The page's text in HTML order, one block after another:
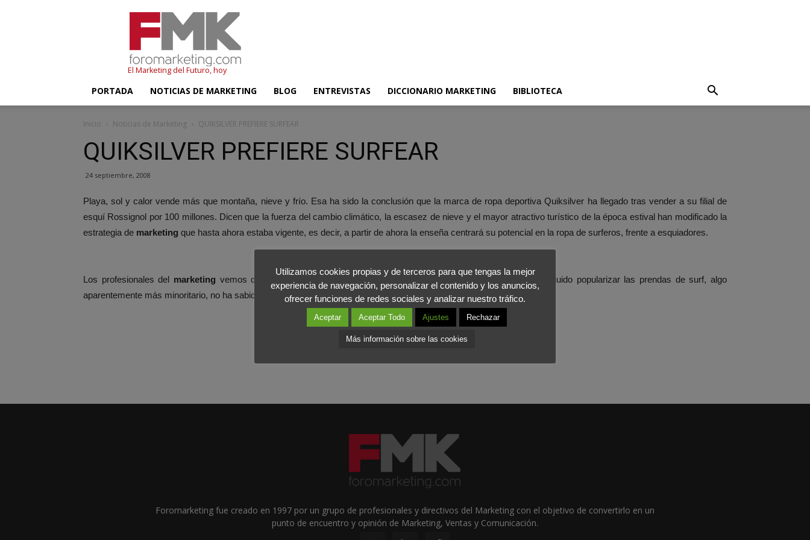
El Marketing del Futuro, hoy
PORTADA NOTICIAS DE MARKETING BLOG ENTREVISTAS DICCIONARIO MARKETING BIBLIOTECA
Inicio Noticias de Marketing QUIKSILVER PREFIERE SURFEAR
QUIKSILVER PREFIERE SURFEAR
24 septiembre, 2008
Playa, sol y calor vende más que montaña, nieve y frío. Esa ha sido la conclusión que la marca de ropa deportiva Quiksilver ha llegado tras vender a su filial de
esquí Rossignol por 100 millones. Dicen que la fuerza del cambio climático, la escasez de nieve y el mayor atractivo turístico de la época estival han modificado la
estrategia de marketing que hasta ahora estaba vigente, es decir, a partir de ahora la enseña centrará su potencial en la ropa de surferos, frente a esquiadores.
Los profesionales del marketing vemos que Quiksilver ha perdido una oportunidad de mercado, si bien ha conseguido popularizar las prendas de surf, algo
aparentemente más minoritario, no ha sabido sacarle partido al deporte blanco.
Foromarketing fue creado en 1997 por un grupo de profesionales y directivos del Marketing con el objetivo de convertirlo en un
punto de encuentro y opinión de Marketing, Ventas y Comunicación.
Utilizamos cookies propias y de terceros para que tengas la mejor
experiencia de navegación, personalizar el contenido y los anuncios,
ofrecer funciones de redes sociales y analizar nuestro tráfico.
Aceptar Aceptar Todo Ajustes Rechazar
Más información sobre las cookies